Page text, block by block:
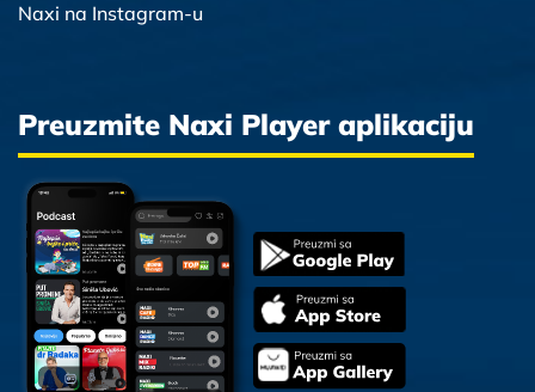
Naxi na Instagram-u
Preuzmite Naxi Player aplikaciju